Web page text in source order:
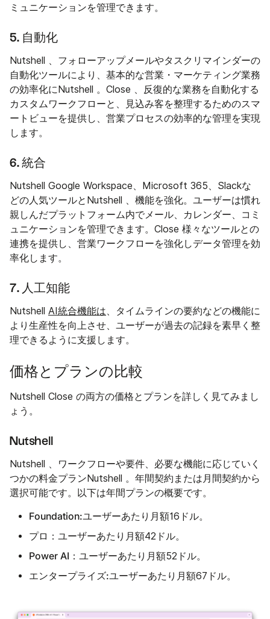
ミュニケーションを管理できます。
5. 自動化
Nutshell 、フォローアップメールやタスクリマインダーの
自動化ツールにより、基本的な営業・マーケティング業務
の効率化にNutshell 。Close 、反復的な業務を自動化する
カスタムワークフローと、見込み客を整理するためのスマ
ートビューを提供し、営業プロセスの効率的な管理を実現
します。
6. 統合
Nutshell Google Workspace、Microsoft 365、Slackな
どの人気ツールとNutshell 、機能を強化。ユーザーは慣れ
親しんだプラットフォーム内でメール、カレンダー、コミ
ュニケーションを管理できます。Close 様々なツールとの
連携を提供し、営業ワークフローを強化しデータ管理を効
率化します。
7. 人工知能
Nutshell AI統合機能は、タイムラインの要約などの機能に
より生産性を向上させ、ユーザーが過去の記録を素早く整
理できるように支援します。
価格とプランの比較
Nutshell Close の両方の価格とプランを詳しく見てみまし
ょう。
Nutshell
Nutshell 、ワークフローや要件、必要な機能に応じていく
つかの料金プランNutshell 。年間契約または月間契約から
選択可能です。以下は年間プランの概要です。
Foundation:ユーザーあたり月額16ドル。
プロ： ユーザーあたり月額42ドル。
Power AI： ユーザーあたり月額52ドル。
エンタープライズ:ユーザーあたり月額67ドル。